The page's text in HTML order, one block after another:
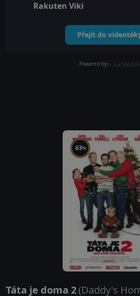
Rakuten Viki
Přejít do
Powered by
63%
Táta je doma 2(Daddy's